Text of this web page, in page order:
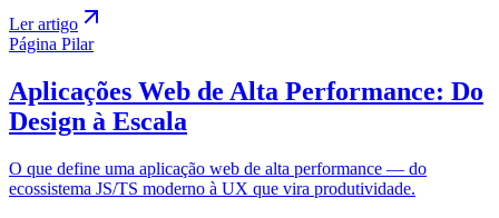
Ler artigo
Página Pilar
Aplicações Web de Alta Performance: Do
Design à Escala
O que define uma aplicação web de alta performance — do
ecossistema JS/TS moderno à UX que vira produtividade.